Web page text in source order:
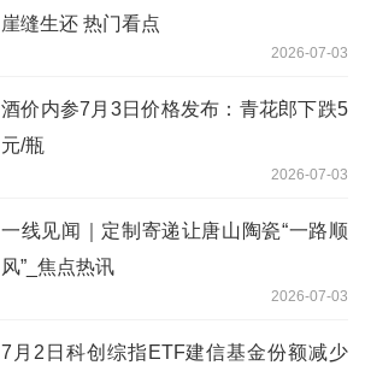
崖缝生还 热门看点
2026-07-03
酒价内参7月3日价格发布：青花郎下跌5
元/瓶
2026-07-03
一线见闻｜定制寄递让唐山陶瓷“一路顺
风”_焦点热讯
2026-07-03
7月2日科创综指ETF建信基金份额减少